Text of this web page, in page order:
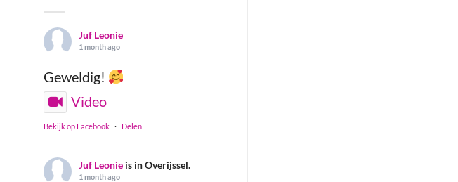
Juf Leonie
1 month ago
Geweldig!
Video
Bekijk op Facebook · Delen
Juf Leonie is in Overijssel.
1 month ago